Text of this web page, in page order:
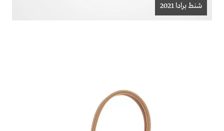
شنط برادا 2021